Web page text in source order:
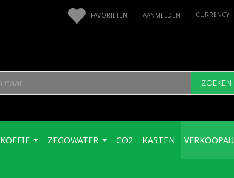
FAVORIETEN AANMELDEN
ZOEKEN
KOFFIE ZEGOWATER CO2 KASTEN